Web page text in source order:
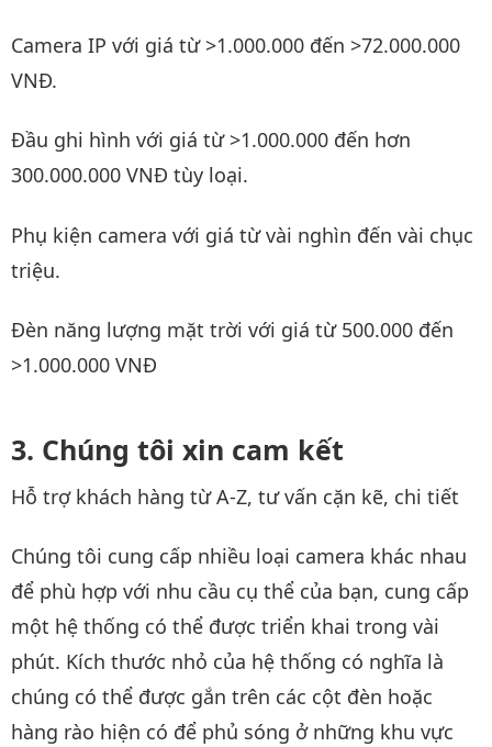
Camera IP với giá từ >1.000.000 đến >72.000.000
VNĐ.
Đầu ghi hình với giá từ >1.000.000 đến hơn
300.000.000 VNĐ tùy loại.
Phụ kiện camera với giá từ vài nghìn đến vài chục
triệu.
Đèn năng lượng mặt trời với giá từ 500.000 đến
>1.000.000 VNĐ
Chúng tôi xin cam kết
Hỗ trợ khách hàng từ A-Z, tư vấn cặn kẽ, chi tiết
Chúng tôi cung cấp nhiều loại camera khác nhau
để phù hợp với nhu cầu cụ thể của bạn, cung cấp
một hệ thống có thể được triển khai trong vài
phút. Kích thước nhỏ của hệ thống có nghĩa là
chúng có thể được gắn trên các cột đèn hoặc
hàng rào hiện có để phủ sóng ở những khu vực